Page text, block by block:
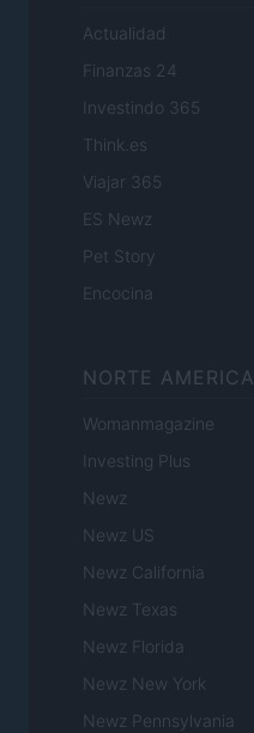
Actualidad
Finanzas 24
Investindo 365
Think.es
Viajar 365
ES Newz
Pet Story
Encocina
NORTE AMERICA
Womanmagazine
Investing Plus
Newz
Newz US
Newz California
Newz Texas
Newz Florida
Newz New York
Newz Pennsylvania